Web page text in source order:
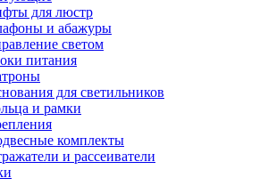
для люстр
и абажуры
светом
питания
для светильников
и рамки
комплекты
и рассеиватели